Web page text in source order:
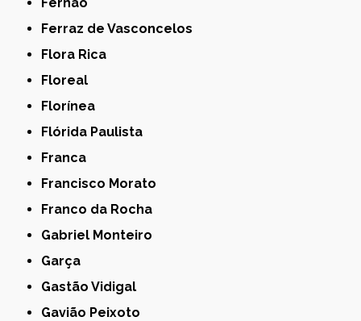
Ferraz de Vasconcelos
Flora Rica
Floreal
Florínea
Flórida Paulista
Franca
Francisco Morato
Franco da Rocha
Gabriel Monteiro
Garça
Gastão Vidigal
Gavião Peixoto